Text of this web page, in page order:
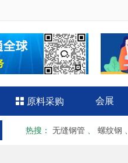
 原料采购 会展
热搜 ： 无缝钢管 螺纹钢